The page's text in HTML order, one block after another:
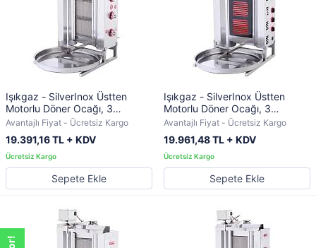
Işıkgaz - SilverInox Üstten
Motorlu Döner Ocağı, 3
Radyanlı, Doğalgazlı
Avantajlı Fiyat - Ücretsiz Kargo
19.391,16 TL + KDV
Sepete Ekle
Işıkgaz - SilverInox Üstten
Motorlu Döner Ocağı, 3
Radyanlı, Elektrikli
Avantajlı Fiyat - Ücretsiz Kargo
19.961,48 TL + KDV
Sepete Ekle